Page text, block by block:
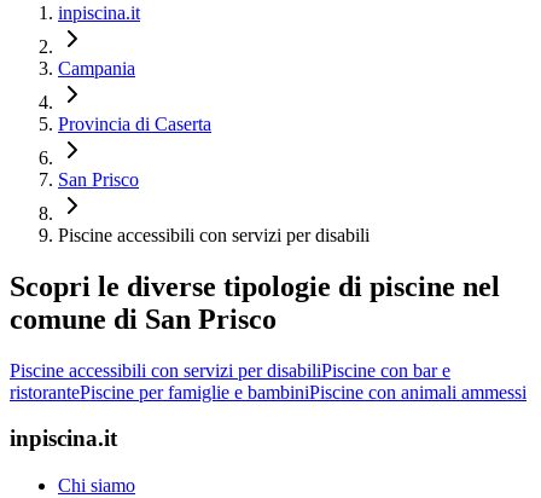
inpiscina.it
Campania
Provincia di Caserta
San Prisco
Piscine accessibili con servizi per disabili
Scopri le diverse tipologie di piscine nel
comune di San Prisco
Piscine accessibili con servizi per disabiliPiscine con bar e
ristorantePiscine per famiglie e bambiniPiscine con animali ammessi
inpiscina.it
Chi siamo